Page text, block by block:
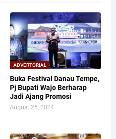
ADVERTORIAL
Buka Festival Danau Tempe,
Pj Bupati Wajo Berharap
Jadi Ajang Promosi
August 25, 2024